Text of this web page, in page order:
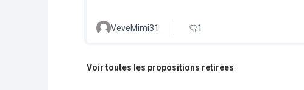
VeveMimi31 1
Voir toutes les propositions retirées